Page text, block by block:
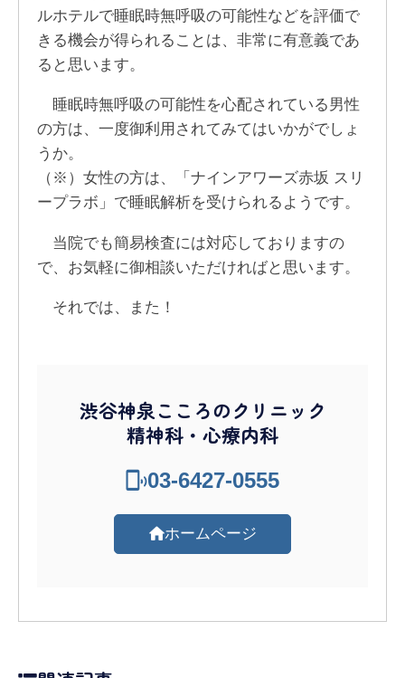
ルホテルで睡眠時無呼吸の可能性などを評価で
きる機会が得られることは、非常に有意義であ
ると思います。
睡眠時無呼吸の可能性を心配されている男性
の方は、一度御利用されてみてはいかがでしょ
うか。
（※）女性の方は、「ナインアワーズ赤坂 スリ
ープラボ」で睡眠解析を受けられるようです。
当院でも簡易検査には対応しておりますの
で、お気軽に御相談いただければと思います。
それでは、また！
渋谷神泉こころのクリニック
精神科・心療内科
03-6427-0555
ホームページ